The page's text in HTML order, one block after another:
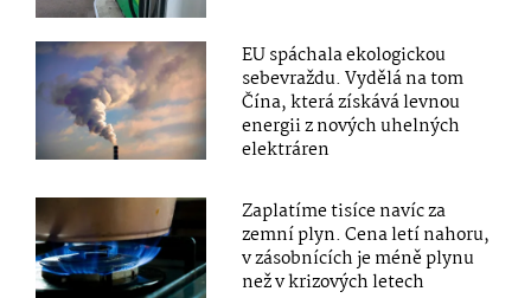
EU spáchala ekologickou
sebevraždu. Vydělá na tom
Čína, která získává levnou
energii z nových uhelných
elektráren
Zaplatíme tisíce navíc za
zemní plyn. Cena letí nahoru,
v zásobnících je méně plynu
než v krizových letech